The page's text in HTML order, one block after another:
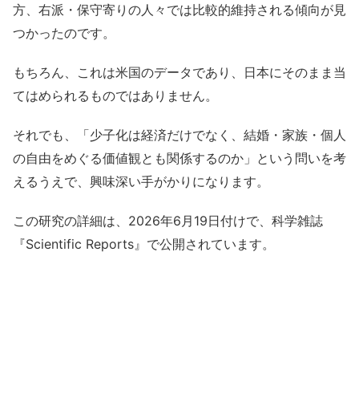
方、右派・保守寄りの人々では比較的維持される傾向が見
つかったのです。
もちろん、これは米国のデータであり、日本にそのまま当
てはめられるものではありません。
それでも、「少子化は経済だけでなく、結婚・家族・個人
の自由をめぐる価値観とも関係するのか」という問いを考
えるうえで、興味深い手がかりになります。
この研究の詳細は、2026年6月19日付けで、科学雑誌
『Scientific Reports』で公開されています。